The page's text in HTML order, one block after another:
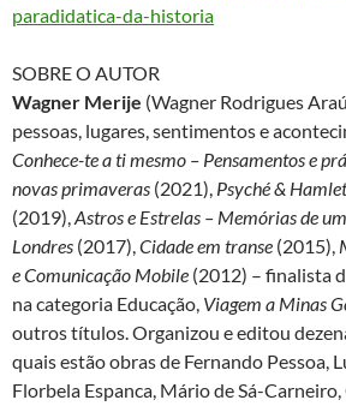
paradidatica-da-historia
SOBRE O AUTOR
Wagner Merije (Wagner Rodrigues
pessoas, lugares, sentimentos e
Conhece-te a ti mesmo – Pensamentos e
novas primaveras (2021), Psyché &
(2019),Astros e Estrelas – Memórias de
Londres (2017),Cidade em transe (2015),
e Comunicação Mobile (2012) – finalista
na categoria Educação, Viagem a Minas
outros títulos. Organizou e editou
quais estão obras de Fernando Pessoa,
Florbela Espanca, Mário de Sá-